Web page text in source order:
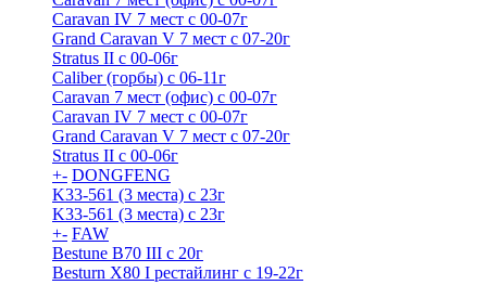
Caravan IV 7 мест с 00-07г
Grand Caravan V 7 мест с 07-20г
Stratus II с 00-06г
Caliber (горбы) с 06-11г
Caravan 7 мест (офис) с 00-07г
Caravan IV 7 мест с 00-07г
Grand Caravan V 7 мест с 07-20г
Stratus II с 00-06г
+- DONGFENG
K33-561 (3 места) с 23г
K33-561 (3 места) с 23г
+- FAW
Bestune B70 III с 20г
Besturn X80 I рестайлинг с 19-22г